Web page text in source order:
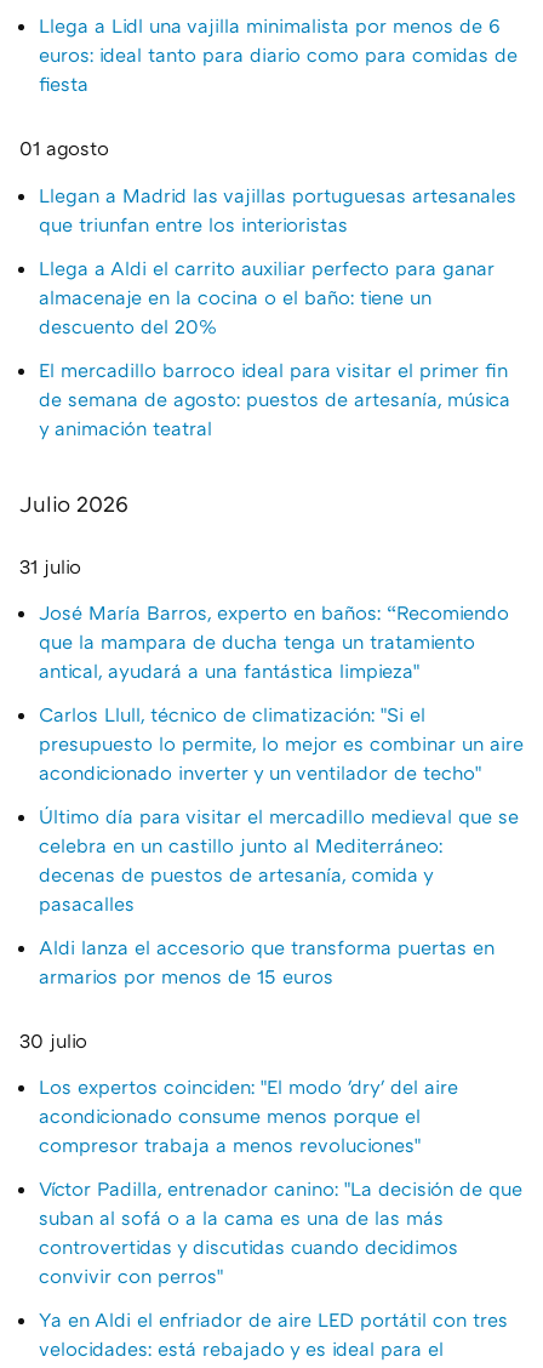
Llega a Lidl una vajilla minimalista por menos de 6
euros: ideal tanto para diario como para comidas de
fiesta
01 agosto
Llegan a Madrid las vajillas portuguesas artesanales
que triunfan entre los interioristas
Llega a Aldi el carrito auxiliar perfecto para ganar
almacenaje en la cocina o el baño: tiene un
descuento del 20%
El mercadillo barroco ideal para visitar el primer fin
de semana de agosto: puestos de artesanía, música
y animación teatral
Julio 2026
31 julio
José María Barros, experto en baños: “Recomiendo
que la mampara de ducha tenga un tratamiento
antical, ayudará a una fantástica limpieza"
Carlos Llull, técnico de climatización: "Si el
presupuesto lo permite, lo mejor es combinar un aire
acondicionado inverter y un ventilador de techo"
Último día para visitar el mercadillo medieval que se
celebra en un castillo junto al Mediterráneo:
decenas de puestos de artesanía, comida y
pasacalles
Aldi lanza el accesorio que transforma puertas en
armarios por menos de 15 euros
30 julio
Los expertos coinciden: "El modo 'dry' del aire
acondicionado consume menos porque el
compresor trabaja a menos revoluciones"
Víctor Padilla, entrenador canino: "La decisión de que
suban al sofá o a la cama es una de las más
controvertidas y discutidas cuando decidimos
convivir con perros"
Ya en Aldi el enfriador de aire LED portátil con tres
velocidades: está rebajado y es ideal para el